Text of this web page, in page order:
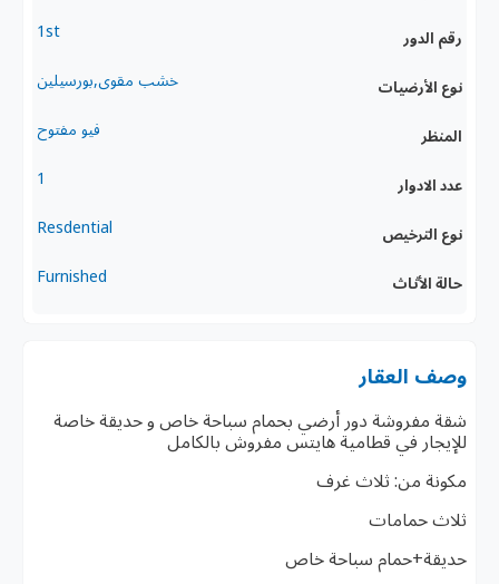
رقم الدور 1st
نوع الأرضيات خشب مقوى,بورسيلين
المنظر فيو مفتوح
عدد الادوار 1
نوع الترخيص Resdential
حالة الأثاث Furnished
وصف العقار
شقة مفروشة دور أرضي بحمام سباحة خاص و حديقة خاصة
للإيجار في قطامية هايتس مفروش بالكامل
مكونة من: ثلاث غرف
ثلاث حمامات
حديقة+حمام سباحة خاص